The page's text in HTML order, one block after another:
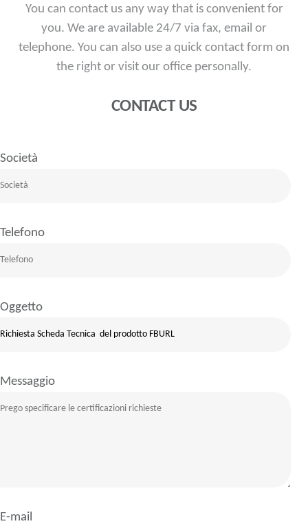
You can contact us any way that is convenient for
you. We are available 24/7 via fax, email or
telephone. You can also use a quick contact form on
the right or visit our office personally.
CONTACT US
Società
Telefono
Oggetto
Messaggio
E-mail